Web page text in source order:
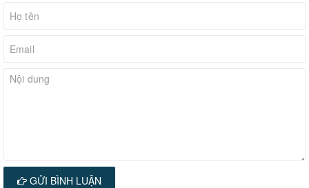
GỬI BÌNH LUẬN